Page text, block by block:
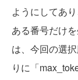
ようにしてあ
ある番号だけ
は、今回の選
りに「